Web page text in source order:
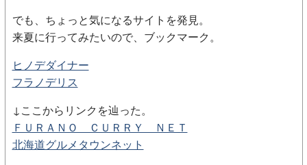
でも、ちょっと気になるサイトを発見。
来夏に行ってみたいので、ブックマーク。
ヒノデダイナー
フラノデリス
↓ここからリンクを辿った。
ＦＵＲＡＮＯ ＣＵＲＲＹ ＮＥＴ
北海道グルメタウンネット